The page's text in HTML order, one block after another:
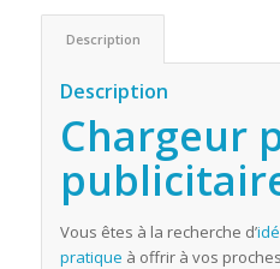
Description
Description
Chargeur
Vous êtes à la recherche d’
pratique à offrir à vos